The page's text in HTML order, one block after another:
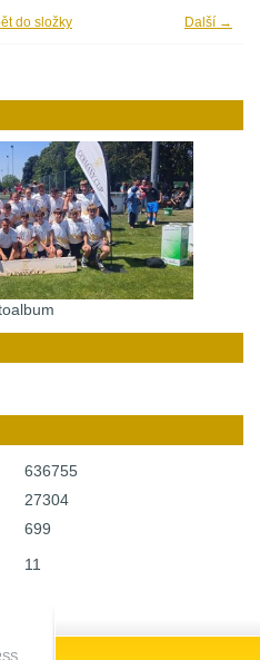
Další →
do složky
11
636755
27304
699